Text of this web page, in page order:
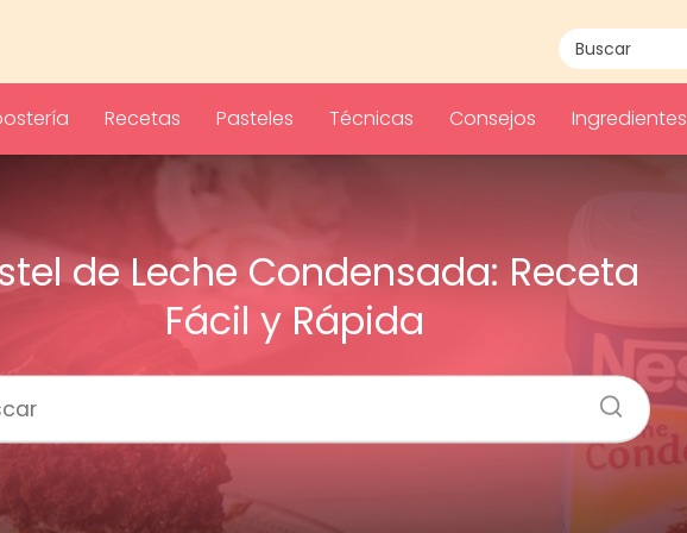
Recetas Pasteles Técnicas Consejos Ingredientes
de Leche Condensada: Receta
Fácil y Rápida